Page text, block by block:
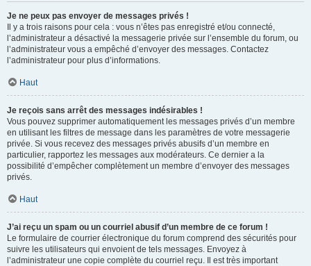
Je ne peux pas envoyer de messages privés !
Il y a trois raisons pour cela : vous n’êtes pas enregistré et/ou connecté,
l’administrateur a désactivé la messagerie privée sur l’ensemble du forum, ou
l’administrateur vous a empêché d’envoyer des messages. Contactez
l’administrateur pour plus d’informations.
Haut
Je reçois sans arrêt des messages indésirables !
Vous pouvez supprimer automatiquement les messages privés d’un membre
en utilisant les filtres de message dans les paramètres de votre messagerie
privée. Si vous recevez des messages privés abusifs d’un membre en
particulier, rapportez les messages aux modérateurs. Ce dernier a la
possibilité d’empêcher complètement un membre d’envoyer des messages
privés.
Haut
J’ai reçu un spam ou un courriel abusif d’un membre de ce forum !
Le formulaire de courrier électronique du forum comprend des sécurités pour
suivre les utilisateurs qui envoient de tels messages. Envoyez à
l’administrateur une copie complète du courriel reçu. Il est très important